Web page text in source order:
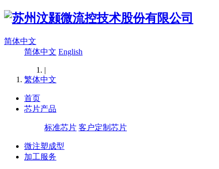
简体中文
简体中文 English
|
繁体中文
首页
芯片产品
标准芯片 客户定制芯片
微注塑成型
加工服务